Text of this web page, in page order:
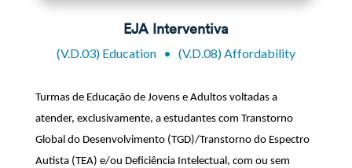
EJA Interventiva
(V.D.03) Education• (V.D.08) Affordability
Turmas de Educação de Jovens e Adultos voltadas a
atender, exclusivamente, a estudantes com Transtorno
Global do Desenvolvimento (TGD)/Transtorno do Espectro
Autista (TEA) e/ou Deficiência Intelectual, com ou sem